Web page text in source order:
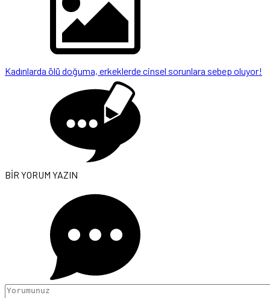
Kadınlarda ölü doğuma, erkeklerde cinsel sorunlara sebep oluyor!
BİR YORUM YAZIN